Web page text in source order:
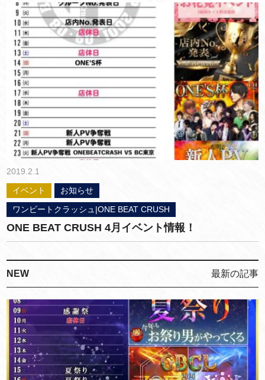
2019.2.1
イベント
お知らせ
ワンビートクラッシュ|ONE BEAT CRUSH
ONE BEAT CRUSH 4月イベント情報！
NEW 最新の記事